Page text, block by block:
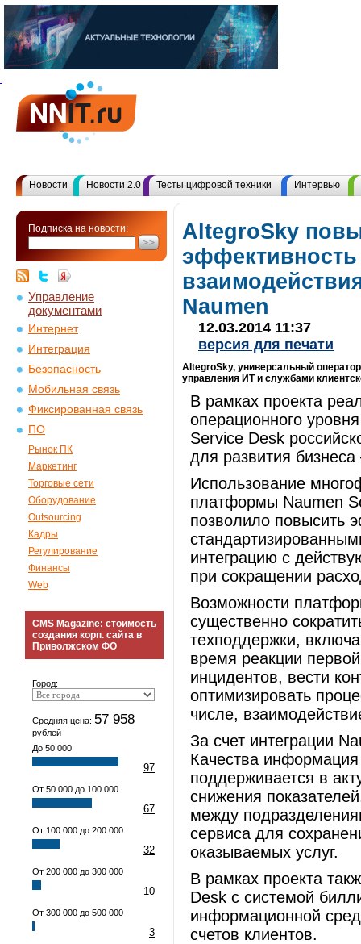
Новости Новости 2.0 Тесты цифровой техники Интервью
Подписка на новости:
Управление
документами
Интернет
Интеграция
Безопасность
Мобильная связь
Фиксированная связь
ПО
Рынок ПК
Маркетинг
Торговые сети
Оборудование
Outsourcing
Кадры
Регулирование
Финансы
Web
CMS Magazine: стоимость
создания корп. сайта в
Приволжском ФО
Город:
Средняя цена: 57 958
рублей
До 50 000
97
От 50 000 до 100 000
67
От 100 000 до 200 000
32
От 200 000 до 300 000
10
От 300 000 до 500 000
3
AltegroSky
Naumen
12.03.2014 11:37
версия для печати
AltegroSky, универсальный
управления ИТ и службами
В рамках проекта
операционного
Service Desk
для развития
Использование
платформы Naumen
позволило повысить
интеграцию с
при сокращении
Возможности
существенно
техподдержки,
время реакции
инцидентов, вести
оптимизировать
числе,
За счет интеграции
Качества
поддерживается в
снижения
между
сервиса для
оказываемых услуг.
В рамках проекта
Desk с системой
информационной
счетов клиентов.